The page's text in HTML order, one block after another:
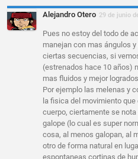
Alejandro Otero 29 de junio
Pues no estoy del todo de
manejan con mas ángulos
ciertas secuencias, si
(estrenados hace 10 años)
mas fluidos y mejor
Por ejemplo las melenas y
la fisica del movimiento
cuerpo, ciertamente se
galope (lo cual es super
cosa, al menos galopan, al
otro de forma natural en
espontaneas cortinas de